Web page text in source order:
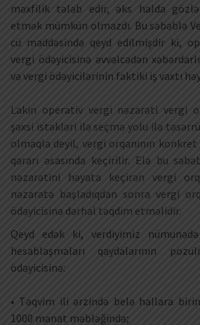
məxfilik tələb edir, əks halda
etmək mümkün olmazdı. Bu səbəblə
cü maddəsində qeyd edilmişdir ki,
vergi ödəyicisinə əvvəlcədən
və vergi ödəyicilərinin faktiki iş vaxtı
Lakin operativ vergi nəzarəti vergi
şəxsi istəkləri ilə seçmə yolu ilə
olmaqla deyil, vergi orqanının
qərarı əsasında keçirilir. Elə bu
nəzarətini həyata keçirən vergi
nəzarətə başladıqdan sonra vergi
ödəyicisinə dərhal təqdim etməlidir.
Qeyd edək ki, verdiyimiz
hesablaşmaları qaydalarının
ödəyicisinə:
• Təqvim ili ərzində belə hallara
1000 manat məbləğində;